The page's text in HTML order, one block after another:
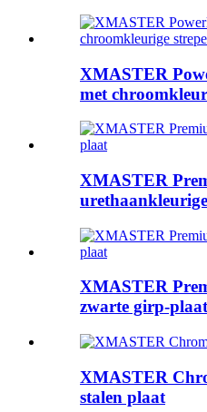
XMASTER
met
XMASTER
XMASTER
zwarte girp-plaat
XMASTER
stalen plaat